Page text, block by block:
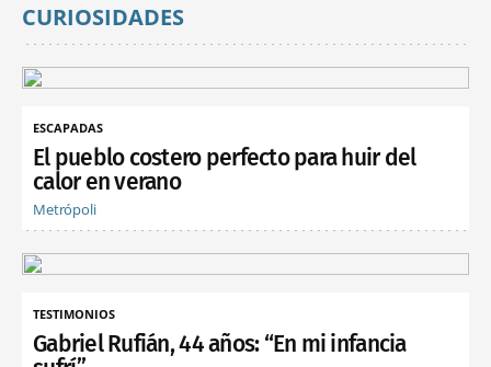
CURIOSIDADES
ESCAPADAS
El pueblo costero perfecto para huir del
calor en verano
Metrópoli
TESTIMONIOS
Gabriel Rufián, 44 años: “En mi infancia